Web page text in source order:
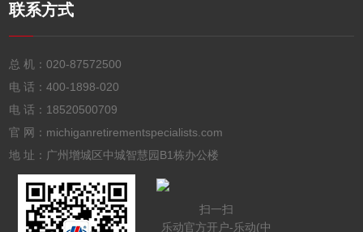
联系方式
总 机：020-87572500
电 话：400-1898-020
电 话： 18520500709
官 网：michiganretirementspecialists.com
地 址：广州增城区中城智慧园B1栋办公楼
扫一扫
乐动官方开户-乐动(中